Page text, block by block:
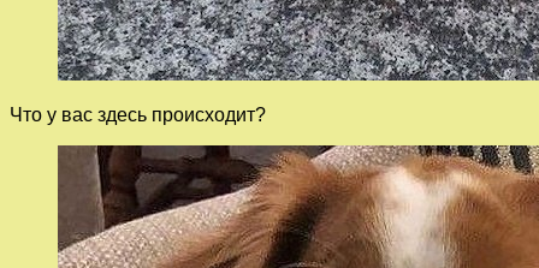
Что у вас здесь происходит?